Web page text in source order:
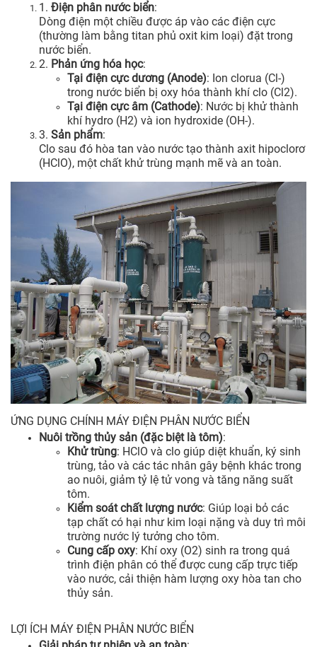
1. Điện phân nước biển:
Dòng điện một chiều được áp vào các điện cực
(thường làm bằng titan phủ oxit kim loại) đặt trong
nước biển.
2. Phản ứng hóa học:
Tại điện cực dương (Anode): Ion clorua (Cl-)
trong nước biển bị oxy hóa thành khí clo (Cl2).
Tại điện cực âm (Cathode): Nước bị khử thành
khí hydro (H2) và ion hydroxide (OH-).
3. Sản phẩm:
Clo sau đó hòa tan vào nước tạo thành axit hipoclorơ
(HClO), một chất khử trùng mạnh mẽ và an toàn.
ỨNG DỤNG CHÍNH MÁY ĐIỆN PHÂN NƯỚC BIỂN
Nuôi trồng thủy sản (đặc biệt là tôm):
Khử trùng: HClO và clo giúp diệt khuẩn, ký sinh
trùng, tảo và các tác nhân gây bệnh khác trong
ao nuôi, giảm tỷ lệ tử vong và tăng năng suất
tôm.
Kiểm soát chất lượng nước: Giúp loại bỏ các
tạp chất có hại như kim loại nặng và duy trì môi
trường nước lý tưởng cho tôm.
Cung cấp oxy: Khí oxy (O2) sinh ra trong quá
trình điện phân có thể được cung cấp trực tiếp
vào nước, cải thiện hàm lượng oxy hòa tan cho
thủy sản.
LỢI ÍCH MÁY ĐIỆN PHÂN NƯỚC BIỂN